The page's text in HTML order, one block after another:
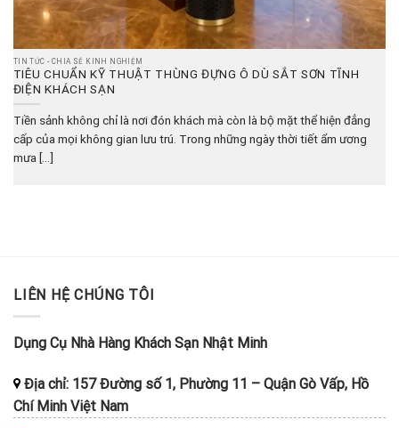
TIN TỨC - CHIA SẺ KINH NGHIỆM
TIÊU CHUẨN KỸ THUẬT THÙNG ĐỰNG Ô DÙ SẮT SƠN TĨNH
ĐIỆN KHÁCH SẠN
Tiền sảnh không chỉ là nơi đón khách mà còn là bộ mặt thể hiện đẳng
cấp của mọi không gian lưu trú. Trong những ngày thời tiết ẩm ương
mưa [...]
LIÊN HỆ CHÚNG TÔI
Dụng Cụ Nhà Hàng Khách Sạn Nhật Minh
Địa chỉ: 157 Đường số 1, Phường 11 – Quận Gò Vấp, Hồ
Chí Minh Việt Nam